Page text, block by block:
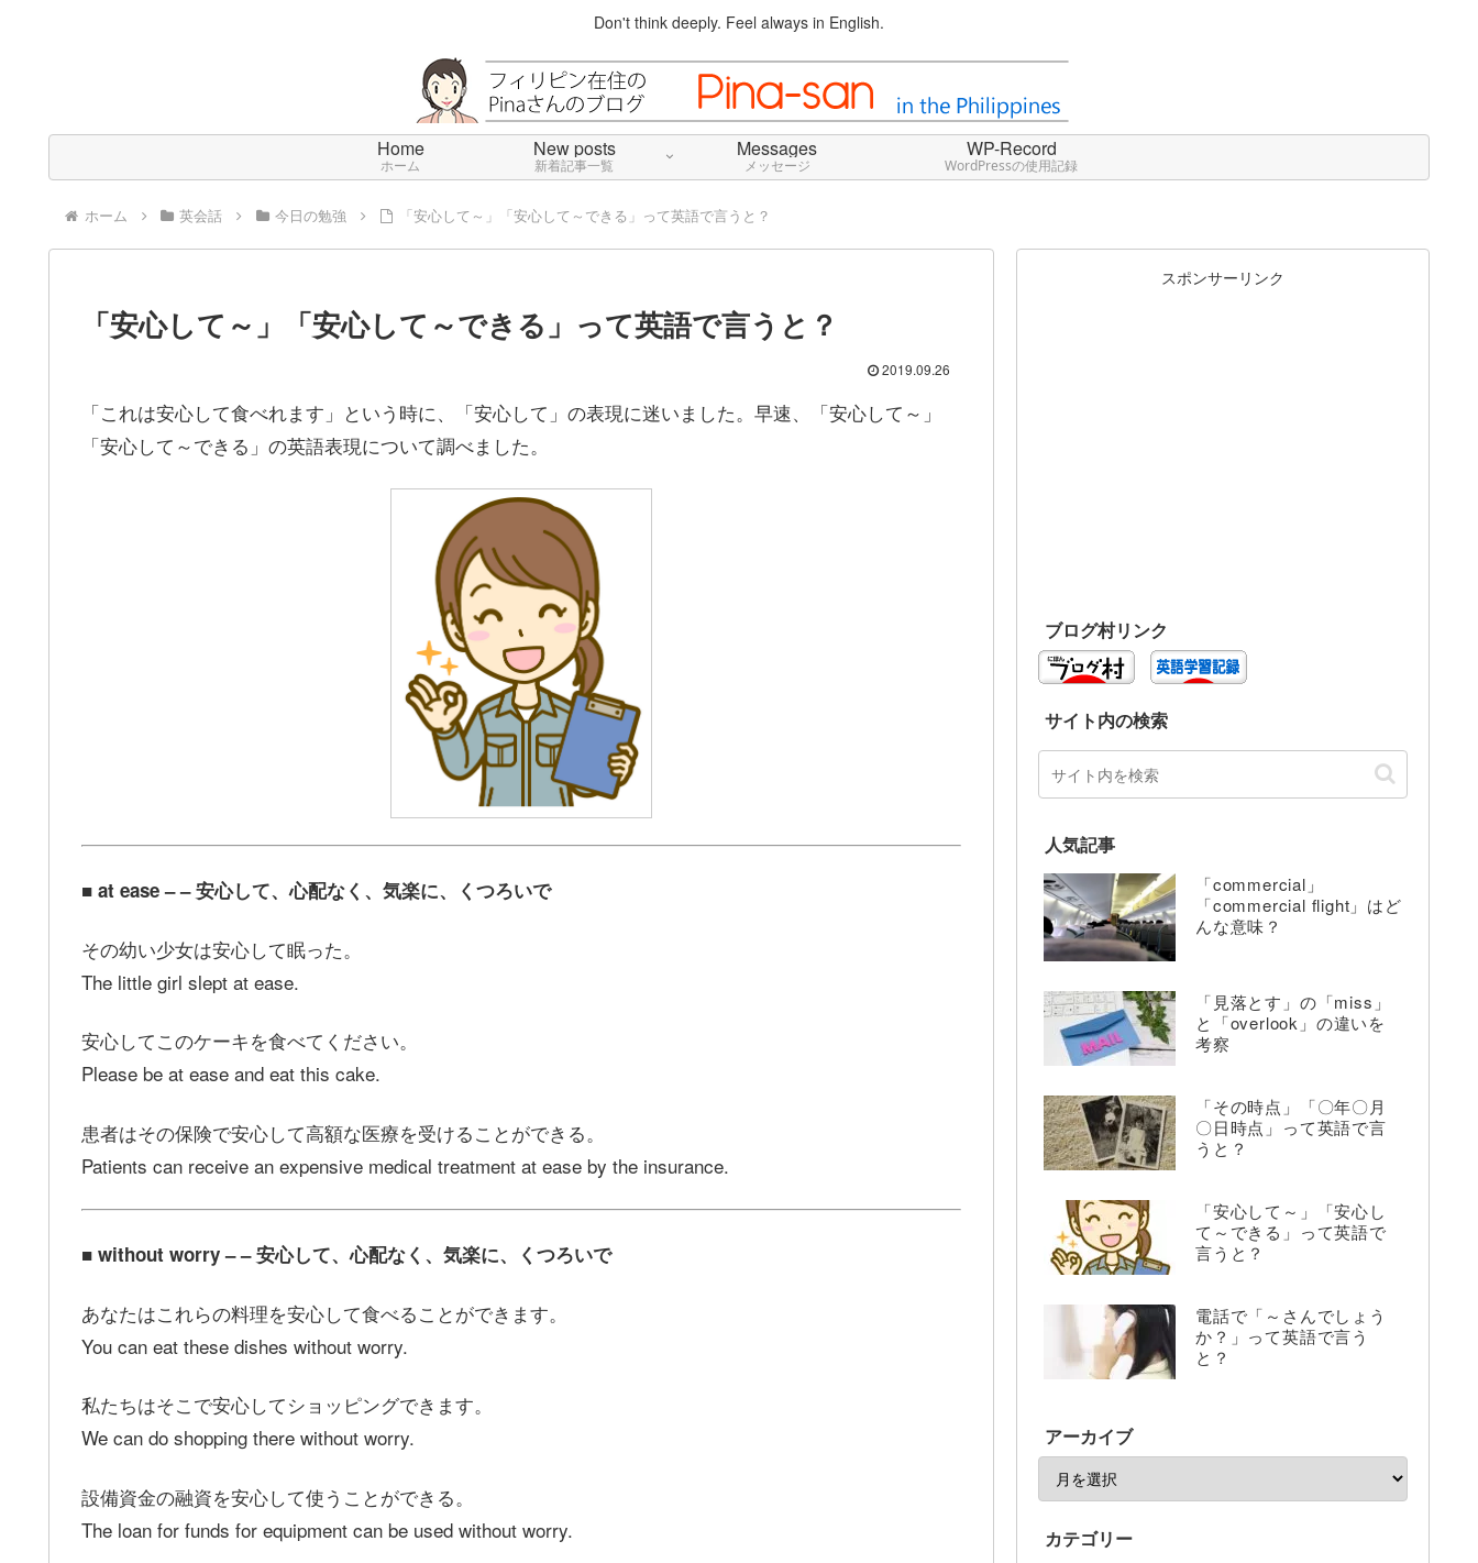
Don't think deeply. Feel always in English.
Home
ホーム
New posts
新着記事一覧
Messages
メッセージ
WP-Record
WordPressの使用記録
ホーム 英会話 今日の勉強 「安心して～」「安心して～できる」って英語で言うと？
「安心して～」「安心して～できる」って英語で言うと？
2019.09.26
「これは安心して食べれます」という時に、「安心して」の表現に迷いました。早速、「安心して～」
「安心して～できる」の英語表現について調べました。
■ at ease – – 安心して、心配なく、気楽に、くつろいで
その幼い少女は安心して眠った。
The little girl slept at ease.
安心してこのケーキを食べてください。
Please be at ease and eat this cake.
患者はその保険で安心して高額な医療を受けることができる。
Patients can receive an expensive medical treatment at ease by the insurance.
■ without worry – – 安心して、心配なく、気楽に、くつろいで
あなたはこれらの料理を安心して食べることができます。
You can eat these dishes without worry.
私たちはそこで安心してショッピングできます。
We can do shopping there without worry.
設備資金の融資を安心して使うことができる。
The loan for funds for equipment can be used without worry.
スポンサーリンク
ブログ村リンク
サイト内の検索
人気記事
「commercial」
「commercial flight」はど
んな意味？
「見落とす」の「miss」
と「overlook」の違いを
考察
「その時点」「〇年〇月
〇日時点」って英語で言
うと？
「安心して～」「安心し
て～できる」って英語で
言うと？
電話で「～さんでしょう
か？」って英語で言う
と？
アーカイブ
カテゴリー